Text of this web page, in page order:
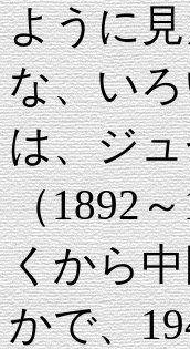
ように
な、い
は、ジ
（1892
くから
かで、